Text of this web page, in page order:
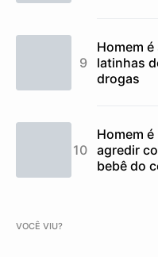
Homem
latinhas
drogas
Homem
agredir
bebê do
VOCÊ VIU?